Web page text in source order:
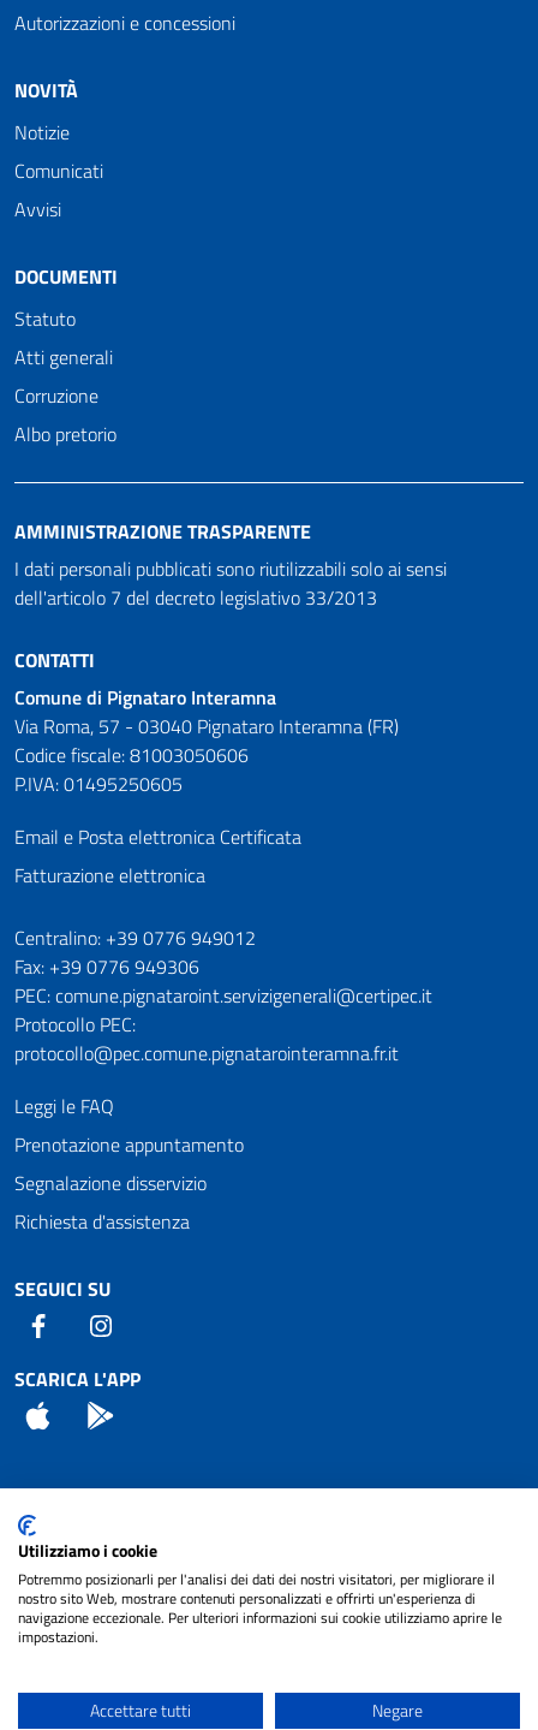
Autorizzazioni e concessioni
NOVITÀ
Notizie
Comunicati
Avvisi
DOCUMENTI
Statuto
Atti generali
Corruzione
Albo pretorio
AMMINISTRAZIONE TRASPARENTE
I dati personali pubblicati sono riutilizzabili solo ai sensi
dell'articolo 7 del decreto legislativo 33/2013
CONTATTI
Comune di Pignataro Interamna
Via Roma, 57 - 03040 Pignataro Interamna (FR)
Codice fiscale: 81003050606
P.IVA: 01495250605
Email e Posta elettronica Certificata
Fatturazione elettronica
Numeri utili
Centralino: +39 0776 949012
Fax: +39 0776 949306
PEC: comune.pignataroint.servizigenerali@certipec.it
Protocollo PEC:
protocollo@pec.comune.pignatarointeramna.fr.it
Leggi le FAQ
Prenotazione appuntamento
Segnalazione disservizio
Richiesta d'assistenza
SEGUICI SU
Facebook
SCARICA L'APP
App Store
Attuazione Misure PNRR
Piano di miglioramento del sito
Note legali
cura diNET SMART
Utilizziamo i cookie
Potremmo posizionarli per l'analisi dei dati dei nostri visitatori, per migliorare il
nostro sito Web, mostrare contenuti personalizzati e offrirti un'esperienza di
navigazione eccezionale. Per ulteriori informazioni sui cookie utilizziamo aprire le
impostazioni.
Accettare tutti Negare